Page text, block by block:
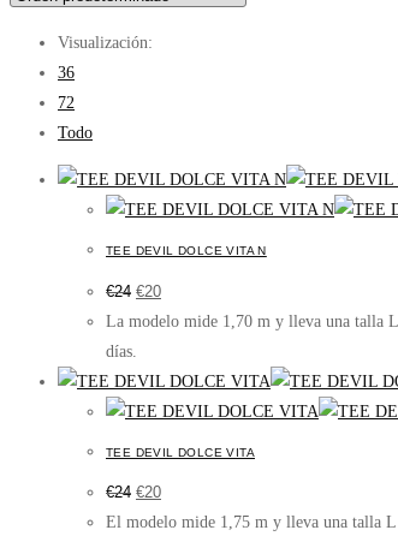
Visualización:
36
72
Todo
TEE DEVIL DOLCE VITA N
€24 El
precio
original
era:
€20precio
actual
es:
La modelo mide 1,70 m y lleva una talla
días.
TEE DEVIL DOLCE VITA
€24 El
precio
original
era:
€20El
precio
actual
es:
El modelo mide 1,75 m y lleva una talla L